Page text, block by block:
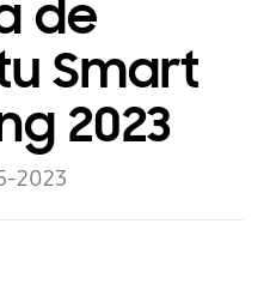
de
Smart
2023
2023